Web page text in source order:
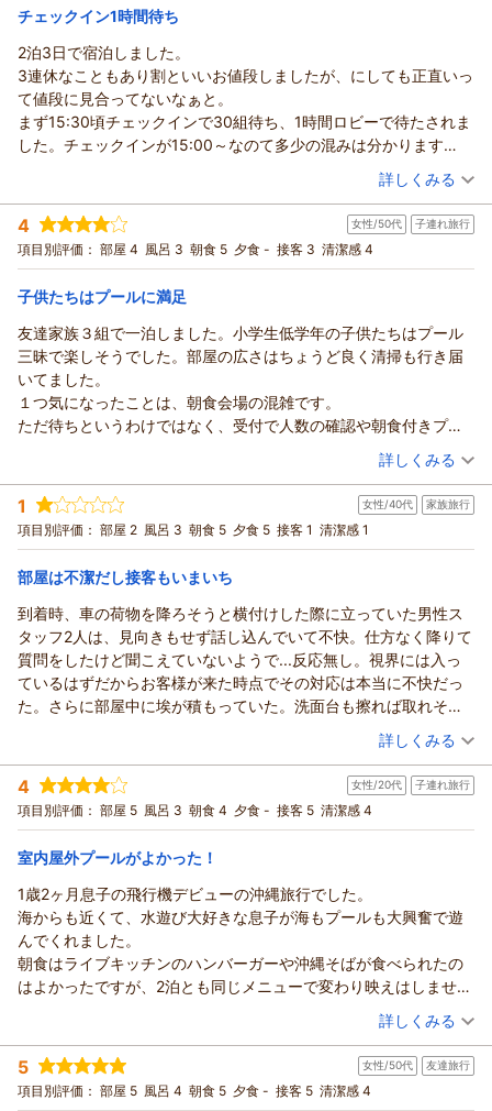
充タイプより個装の方が使いやすいかなと思いました。
空港にも近く、プールも海もあり、ビュッフェも美味しかったの
で、子連れにはちょうど良く、実際子供も喜んでましたが、接客
や衛生面で気になる点が多かったです。
また沖縄に行くなら泊まりたいので、改善されると良いなぁと思
います。
次回お越しの際には、心から快適にお過ごしいただけるようス
またのご利用を心よりお待ち申し上げております。
（返信日：2026/07/31）
ラウンジ付きのプランがあれば選んだのですが、ないっ！！
大人二人、子ども三人では泊まれないので、なんとかして欲しい
です！！
宿泊価格帯： 13,001～14,000円(大人一人あたり/税込)
サザンビーチホテル＆リゾート沖縄からの返信
このたびは当ホテルにご宿泊いただき、誠にありがとうござい
ました。プールや立地、添い寝プランに関してお褒めの言葉を
いただき大変嬉しく存じます。
一方で、お部屋のカビ臭につきましては大変ご不快な思いをさ
せてしまい、誠に申し訳ございませんでした。エアコンや室内
の清掃・消臭対応を徹底し、快適にお過ごしいただけるよう改
善に努めてまいります。
また、朝食会場の混雑やテレビでの予約システム、ラウンジ付
きプランおよびご家族でゆったりお過ごしいただけるお部屋タ
イプに関する貴重なご意見もありがとうございます。いただき
しの参考にさせていただきます。
ご多忙のなか、貴重なご意見をお寄せいただき誠にありがとう
ございました。またのお越しをスタッフ一同心よりお待ちして
おります。
（返信日：2026/07/27）
チェックイン1時間待ち
2泊3日で宿泊しました。
3連休なこともあり割といいお値段しましたが、にしても正直いっ
て値段に見合ってないなぁと。
まず15:30頃チェックインで30組待ち、1時間ロビーで待たされま
した。チェックインが15:00～なのて多少の混みは分かります
こんな経験は初めてでそのあとの予定が崩れました。
お部屋ですがあまり綺麗とは言えませんでした。
扉には手形が着いていたり、ソファの足元に石？のようなゴミが
部屋からの景色はとても良かったです。
施設内にはプールがあり割と長い時間やっていたのも良かったで
す。
朝食ですが、7:30頃から混み始めるのか長蛇の列に並んで15分ほ
ど待たされました。その代わりテイクアウトができるのがいい点
だなぁと思いましたが、そもそも席が足りず待ちか出るなら、朝
には好きなものがなくあんまりでした。料理の補充は早くて良か
ったと思います。
（投稿日：2026/07/21）
宿泊時期： 2026年07月宿泊 (恋人旅行)
投稿者： のぞみさん
宿泊プラン： 【じゃらんスペシャルウィーク】朝食ブッフェ付｜目の前ビー
チまで徒歩1分！糸満贅沢リゾートで夏を満喫！
ツイン 朝のみ
宿泊価格帯： 24,001～25,000円(大人一人あたり/税込)
サザンビーチホテル＆リゾート沖縄からの返信
この度は当ホテルにご宿泊いただき、誠にありがとうございま
した。また、貴重なご意見をお寄せいただきましたこと、重ね
て御礼申し上げます。
3連休という大切なご旅行の中に当ホテルをお選びいただいた
にもかかわらず、チェックイン時の長時間の混雑やスタッフの
体制不足により、お客様の大切なご予定を崩してしまう結果と
なり、大変申し訳ございませんでした。心よりお詫び申し上げ
ます。混雑ピーク時の人員配置や手続きの効率化について、即
座に見直しを行ってまいります。
また、お部屋の清掃状態につきましてもご不快な思いをさせて
清掃・確認の不徹底を重く受け止め、清掃スタッフへの指導と
チェック体制の強化を徹底いたします。
朝食会場での待ち時間やメニュー内容につきましてもご期待に
沿えず、重ねてお詫び申し上げます。テイクアウト対応や料理
の補充スピードに関してお褒めの言葉をいただき恐縮でござい
ます。いただいた混雑緩和策のご提案やメニューに関するご意
きます。
ロケーションやプールについての温かいお言葉をいただいたこ
とに感謝しつつ、今後はハード面だけでなくソフト面や衛生面
でも価格に見合うご満足を提供できるよう、全社を挙げて改善
に努めてまいります。
ご多忙の折、貴重なご指摘をいただき誠にありがとうございま
した。
詳しくみる
4 女性/50代 子連れ旅行
項目別評価： 部屋 4 風呂 3 朝食 5 夕食 - 接客 3 清潔感 4
子供たちはプールに満足
友達家族３組で一泊しました。小学生低学年の子供たちはプール
三昧で楽しそうでした。部屋の広さはちょうど良く清掃も行き届
いてました。
１つ気になったことは、朝食会場の混雑です。
ただ待ちというわけではなく、受付で人数の確認や朝食付きプラ
ンかなど部屋ごとで確認するのに時間がかかっており、しかも追
加で朝食代を取られそうになりました。それならチェックインの
際に朝食チケットを渡してほしいです。
（投稿日：2026/07/20）
宿泊時期： 2026年07月宿泊 (子連れ旅行)
投稿者： こつぶさん
宿泊プラン： 【夏の家族旅応援！】小学生まで添い寝無料！ナイトプールに
縁日など夏休みイベント満載♪／朝食ブッフェ付
ツイン 朝のみ
宿泊価格帯： 22,001～23,000円(大人一人あたり/税込)
サザンビーチホテル＆リゾート沖縄からの返信
この度はご宿泊いただき、誠にありがとうございます。
プールやお部屋の清掃につきまして、お子様方に楽しんでいた
だけたご様子を伺い大変嬉しく存じます。
一方で、朝食会場でのご案内にお時間を要したうえ、確認不足
によりご不快な思いをさせてしまい、大変申し訳ございません
でした。チェックイン時のご案内方法やお申し送り手順を見直
し、混雑の緩和とスムーズなご案内に努めてまいります。
貴重なご意見をお寄せいただき感謝申し上げます。またのお越
しを心よりお待ちしております。
詳しくみる
1 女性/40代 家族旅行
項目別評価： 部屋 2 風呂 3 朝食 5 夕食 5 接客 1 清潔感 1
部屋は不潔だし接客もいまいち
到着時、車の荷物を降ろそうと横付けした際に立っていた男性ス
タッフ2人は、見向きもせず話し込んでいて不快。仕方なく降りて
質問をしたけど聞こえていないようで...反応無し。視界には入っ
ているはずだからお客様が来た時点でその対応は本当に不快だっ
た。さらに部屋中に埃が積もっていた。洗面台も擦れば取れそう
な汚れがこびりついていた気持ち悪かった。駐車場料金の説明も
分かりにくくトラブルがあった際の対応も不親切。おまけにチェ
ックアウト後に部屋に忘れ物をしたことに気が付いたが、その時
の対応も不親切。残念でした。
（投稿日：2026/07/19）
宿泊時期： 2026年07月宿泊 (家族旅行)
投稿者： にゃあさん
宿泊プラン： 【早期割90】夕朝食ブッフェ付｜空港近くの糸満リゾートへ◆
夕日を望むビーチまで徒歩1分！＜連泊特典付＞
ツイン 朝・夕
宿泊価格帯： 15,001～16,000円(大人一人あたり/税込)
サザンビーチホテル＆リゾート沖縄からの返信
この度は当ホテルにご宿泊いただき、誠にありがとうございま
した。
せっかくのご滞在であったにもかかわらず、ご到着時のスタッ
フの対応をはじめ、お部屋の清掃状態、駐車場および忘れ物へ
の対応に至るまで、多大なるご不快とご迷惑をおかけしました
ことを深くお詫び申し上げます。
頂戴したご指摘を真摯に受け止め、スタッフの接客マナーの再
徹底および清掃体制の見直しを直ちに行い、改善に努めてまい
詳しくみる
4 女性/20代 子連れ旅行
項目別評価： 部屋 5 風呂 3 朝食 4 夕食 - 接客 5 清潔感 4
室内屋外プールがよかった！
1歳2ヶ月息子の飛行機デビューの沖縄旅行でした。
海からも近くて、水遊び大好きな息子が海もプールも大興奮で遊
んでくれました。
朝食はライブキッチンのハンバーガーや沖縄そばが食べられたの
はよかったですが、2泊とも同じメニューで変わり映えはしません
部屋のお風呂の天井やゴムパッキン部分のカビが少々気になりま
した。
（投稿日：2026/07/18）
宿泊時期： 2026年07月宿泊 (子連れ旅行)
投稿者： はらちさん
宿泊プラン： 【夏の家族旅応援！】小学生まで添い寝無料！ナイトプールに
詳しくみる
5 女性/50代 友達旅行
項目別評価： 部屋 5 風呂 4 朝食 5 夕食 - 接客 5 清潔感 4